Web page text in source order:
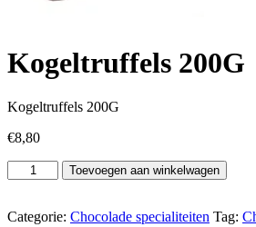
Kogeltruffels 200G
Kogeltruffels 200G
€8,80
Kogeltruffels
200G
Toevoegen aan winkelwagen
Categorie: Chocolade specialiteiten Tag: